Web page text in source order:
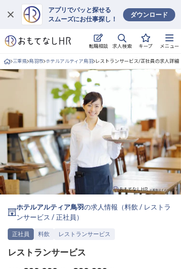
アプリでパッと探せる
スムーズにお仕事探し！
ダウンロード
転職相談 求人検索 キープ メニュー
ログイン
求人・施設を探す
キープした求人
就職・転職 合同説明会
おもてなしHRについて
ご利用の流れ
よくある質問
ホテル・宿泊業界情報コラム
無料 転職サポートに申し込む
採用をお考えの企業様へ
三重県 鳥羽市 ホテルアルティア鳥羽 レストランサービス/正社員の求人詳細
ホテルアルティア鳥羽の求人情報（料飲 / レストラ
ンサービス /正社員 ）
正社員 料飲 レストランサービス
レストランサービス